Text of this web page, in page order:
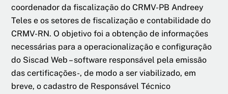
coordenador da fiscalização do CRMV-PB Andreey
Teles e os setores de fiscalização e contabilidade do
CRMV-RN. O objetivo foi a obtenção de informações
necessárias para a operacionalização e configuração
do Siscad Web – software responsável pela emissão
das certificações-, de modo a ser viabilizado, em
breve, o cadastro de Responsável Técnico